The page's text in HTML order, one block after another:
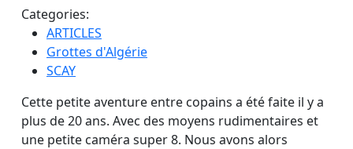
Categories:
ARTICLES
Grottes d'Algérie
SCAY
Cette petite aventure entre copains a été faite il y a
plus de 20 ans. Avec des moyens rudimentaires et
une petite caméra super 8. Nous avons alors